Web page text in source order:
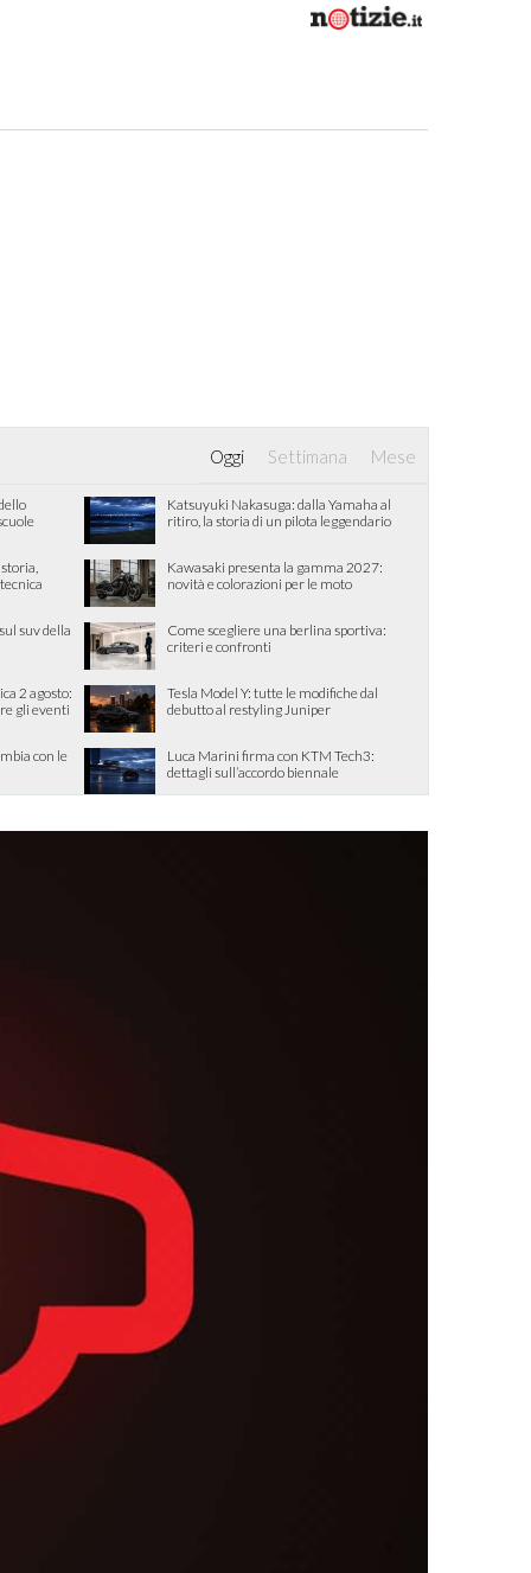
Oggi Settimana Mese
Katsuyuki Nakasuga: dalla Yamaha al
ritiro, la storia di un pilota leggendario
Kawasaki presenta la gamma 2027:
novità e colorazioni per le moto
suv della
Come scegliere una berlina sportiva:
criteri e confronti
2 agosto:
gli eventi
Tesla Model Y: tutte le modifiche dal
debutto al restyling Juniper
con le
Luca Marini firma con KTM Tech3:
dettagli sull’accordo biennale